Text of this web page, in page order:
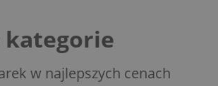
kategorie
w najlepszych cenach